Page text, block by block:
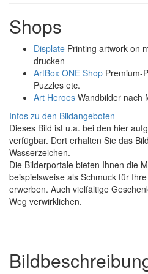
Shops
Displate Printing artwork on
drucken
ArtBox ONE Shop Premium-
Puzzles etc.
Art Heroes Wandbilder nach
Infos zu den Bildangeboten
Dieses Bild ist u.a. bei den hier
verfügbar. Dort erhalten Sie das
Wasserzeichen.
Die Bilderportale bieten Ihnen die
beispielsweise als Schmuck für
erwerben. Auch vielfältige
Weg verwirklichen.